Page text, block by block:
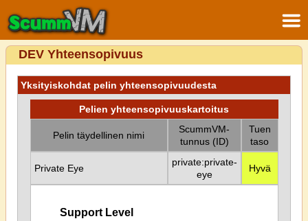
DEV Yhteensopivuus
Yksityiskohdat pelin yhteensopivuudesta
Pelien yhteensopivuuskartoitus
Pelin täydellinen nimi
ScummVM-
tunnus (ID)
Tuen
taso
Private Eye
private:private-
eye
Hyvä
Support Level